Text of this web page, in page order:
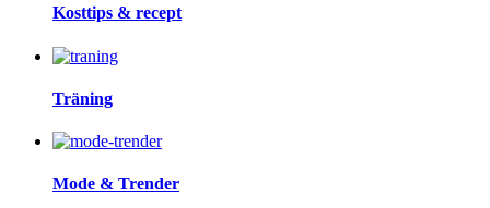
Kosttips & recept
Träning
Mode & Trender